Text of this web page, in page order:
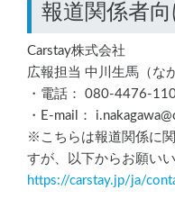
報道関係者
Carstay株式会社
広報担当 中川生馬（な
・電話： 080-4476-
・E-mail：
※こちらは報道関係に
すが、以下からお願いい
https://carstay.jp/ja/